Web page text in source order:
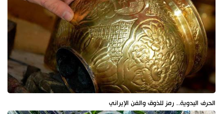
الحرف اليدوية.. رمز للذوق والفن الإيراني